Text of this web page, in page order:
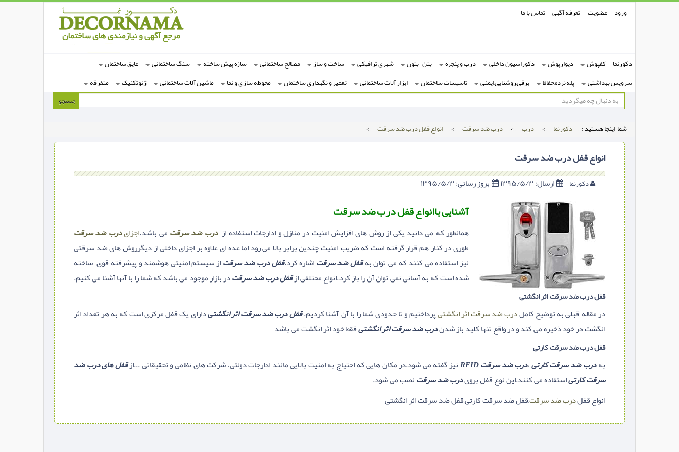
ورود عضویت تعرفه آگهی تماس با ما
دکورنما کفپوش دیوارپوش دکوراسیون داخلی درب و پنجره بتن-بتون شهری ترافیکی ساخت و ساز مصالح ساختمانی سازه پیش ساخته سنگ ساختمانی
عایق ساختمان
سرویس بهداشتی
پله,نرده,حفاظ برقی,روشنایی,ایمنی تاسیسات ساختمان ابزار آلات ساختمانی تعمیر و نگهداری ساختمان محوطه سازی و نما ماشین آلات ساختمانی ژئوتکنیک متفرقه
جستجو
شما اینجا هستید : دکورنما > درب > درب ضد سرقت > انواع قفل درب ضد سرقت >
انواع قفل درب ضد سرقت
دکورنما ارسال:۱۳۹۵/۵/۳ بروز رسانی:
آشنایی باانواع قفل درب ضد سرقت
همانطور که می دانید یکی از روش های افزایش امنیت در منازل و ادارجات استفاده از درب ضد سرقت می باشد.اجزایدرب ضد سرقت
طوری در کنار هم قرار گرفته است که ضریب امنیت چندین برابر بالا می رود اما عده ای علاوه بر اجزای داخلی از دیگرروش های ضد سرقتی
نیز استفاده می کنند که می توان بهقفل ضد سرقتاشاره کرد.قفل درب ضد سرقتاز سیستم امنیتی هوشمند و پیشرفته قوی ساخته
شده است که به آسانی نمی توان آن را باز کرد.انواع محتلفی ازقفل درب ضد سرقتدر بازار موجود می باشد که شما را با آنها آشنا می کنیم.
قفل درب ضد سرقت اثر انگشتی
در مقاله قبلی به توضیح کاملدرب ضد سرقت اثر انگشتیپرداختیم و تا حدودی شما را با آن آشنا کردیم.قفل درب ضد سرقت اثر انگشتیدارای یک قفل مرکزی است که به هر تعداد اثر
انگشت در خود ذخیره می کند و در واقع تنها کلید باز شدندرب ضد سرقت اثر انگشتیفقط خود اثر انگشت می باشد
قفل درب ضد سرقت کارتی
بهدرب ضد سرقت کارتی،درب ضد سرقت RFID نیز گفته می شود.در مکان هایی که احتیاج به امنیت بالایی مانند ادارجات دولتی، شرکت های نظامی و تحقیقاتی ...ازقفل های درب ضد
سرقت کارتیاستفاده می کنند.این نوع قفل برویدرب ضد سرقتنصب می شود.
انواع قفلدرب ضد سرقت,قفل ضد سرقت کارتی,قفل ضد سرقت اثر انگشتی